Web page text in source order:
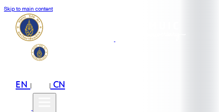
Skip to main content
EN| |CN